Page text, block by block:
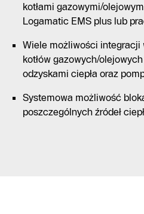
kotłami gazowymi/
Logamatic EMS plus lub
Wiele możliwości integracji
kotłów gazowych/
odzyskami ciepła oraz
Systemowa możliwość
poszczególnych źródeł